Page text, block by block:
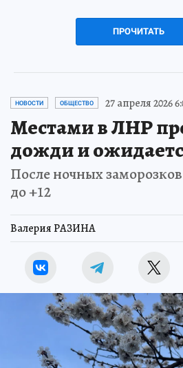
ПРОЧИТАТЬ
НОВОСТИ ОБЩЕСТВО 27 апреля 2026
Местами в ЛНР
дожди и
После ночных
до +12
Валерия РАЗИНА